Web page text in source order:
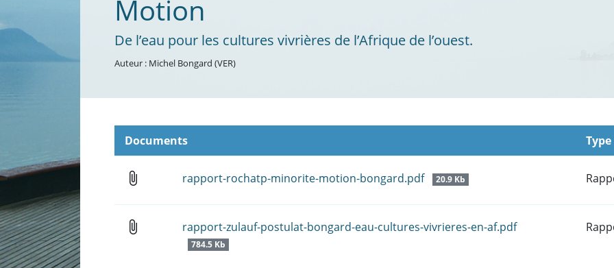
Motion
De l’eau pour les cultures vivrières de l’Afrique de l’ouest.
Auteur : Michel Bongard (VER)
Documents Type
attach_file rapport-rochatp-minorite-motion-bongard.pdf 20.9 Kb
attach_file rapport-zulauf-postulat-bongard-eau-cultures-vivrieres-en-af.pdf
784.5 Kb